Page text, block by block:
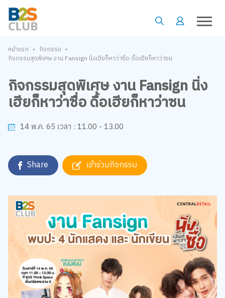
หน้าแรก • กิจกรรม •
กิจกรรมสุดพิเศษ งาน Fansign นิ่งเฮียก็หาว่าซื่อ ดื้อเฮียก็หาว่าซน
กิจกรรมสุดพิเศษ งาน Fansign นิ่ง
เฮียก็หาว่าซื่อ ดื้อเฮียก็หาว่าซน
14 พ.ค. 65 เวลา : 11.00 - 13.00
Share เข้าร่วมกิจกรรม